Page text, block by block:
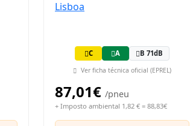
C A B 71dB
Ver ficha técnica oficial (EPREL)
87,01€ /pneu
+ Imposto ambiental 1,82 € = 88,83€